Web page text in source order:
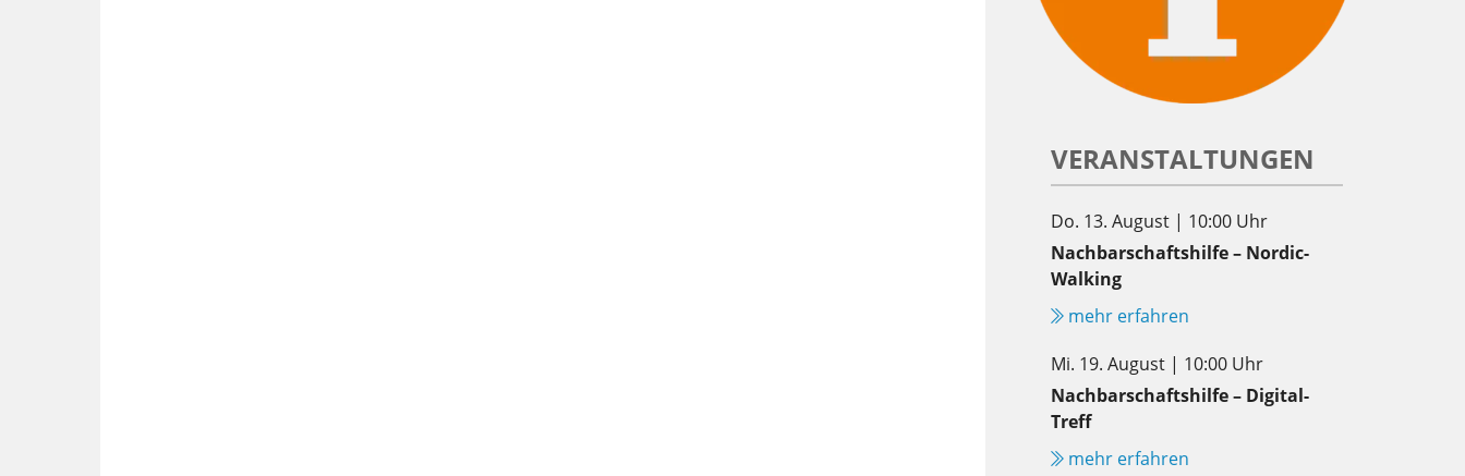
VERANSTALTUNGEN
Do. 13. August | 10:00 Uhr
Nachbarschaftshilfe – Nordic-
Walking
mehr erfahren
Mi. 19. August | 10:00 Uhr
Nachbarschaftshilfe – Digital-
Treff
mehr erfahren